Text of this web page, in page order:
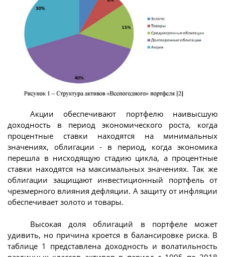
Акции обеспечивают портфелю наивысшую
доходность в период экономического роста, когда
процентные ставки находятся на минимальных
значениях, облигации - в период, когда экономика
перешла в нисходящую стадию цикла, а процентные
ставки находятся на максимальных значениях. Так же
облигации защищают инвестиционный портфель от
чрезмерного влияния дефляции. А защиту от инфляции
обеспечивает золото и товары.
Высокая доля облигаций в портфеле может
удивить, но причина кроется в балансировке риска. В
таблице 1 представлена доходность и волатильность